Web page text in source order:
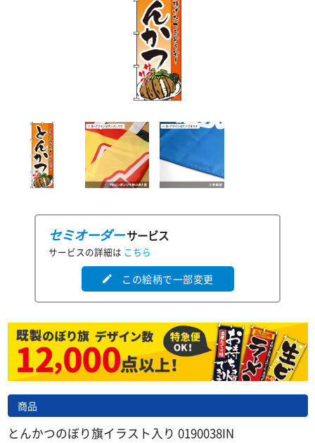
セミオーダーサービス
サービスの詳細は こちら
edit この絵柄で一部変更
商品
とんかつのぼり旗イラスト入り 0190038IN